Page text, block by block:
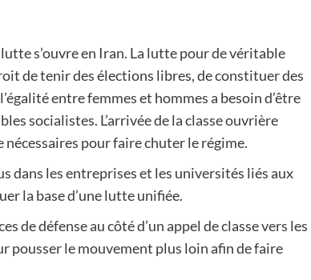
s’ouvre en Iran. La lutte pour de véritable
de tenir des élections libres, de constituer des
entre femmes et hommes a besoin d’être
socialistes. L’arrivée de la classe ouvrière
pour faire chuter le régime.
dans les entreprises et les universités liés aux
la base d’une lutte unifiée.
de défense au côté d’un appel de classe vers les
pousser le mouvement plus loin afin de faire